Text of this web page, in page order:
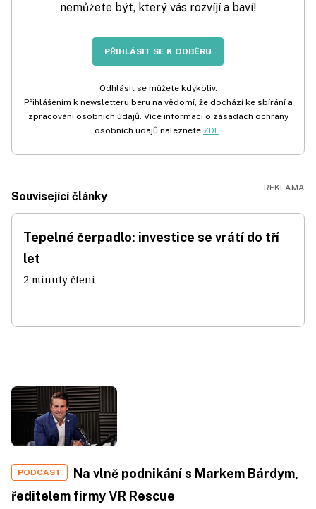
nemůžete být, který vás rozvíjí a baví!
PŘIHLÁSIT SE K ODBĚRU
Odhlásit se můžete kdykoliv.
Přihlášením k newsletteru beru na vědomí, že dochází ke sbírání a
zpracování osobních údajů. Více informací o zásadách ochrany
osobních údajů naleznete ZDE.
Související články
Tepelné čerpadlo: investice se vrátí do tří
let
2 minuty čtení
PODCAST
Na vlně podnikání s Markem Bárdym,
ředitelem firmy VR Rescue